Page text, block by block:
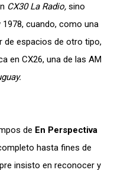
CX30 La Radio, sino
cuando, como una
de espacios de otro tipo,
en CX26, una de las AM
de En Perspectiva
hasta fines de
insisto en reconocer y